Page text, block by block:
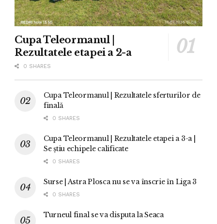
Cupa Teleormanul |
Rezultatele etapei a 2-a
0 SHARES
Cupa Teleormanul | Rezultatele sferturilor de
finală
0 SHARES
Cupa Teleormanul | Rezultatele etapei a 3-a |
Se știu echipele calificate
0 SHARES
Surse | Astra Plosca nu se va înscrie în Liga 3
0 SHARES
Turneul final se va disputa la Seaca